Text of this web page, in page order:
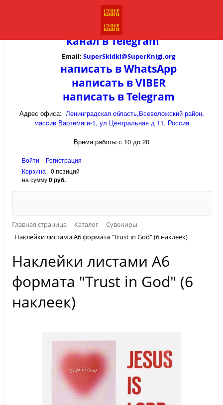
канал вTelegram
Email: SuperSkidki@SuperKnigi.org
написать в WhatsApp
написать в VIBER
написать в Telegram
Адрес офиса: Ленинградская область,Всеволожский район,
массив Вартемяги-1, ул Центральная д 11, Россия
Время работы с 10 до 20
Войти
Регистрация
Корзина
0 позиций
на сумму0 руб.
Главная страница Каталог
Сувениры
Наклейки листами А6 формата "Trust in God" (6 наклеек)
Наклейки листами А6
формата "Trust in God" (6
наклеек)